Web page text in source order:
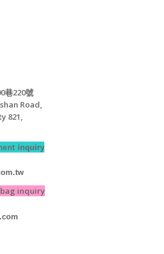
巷220號
Road,
821,
inquiry
inquiry